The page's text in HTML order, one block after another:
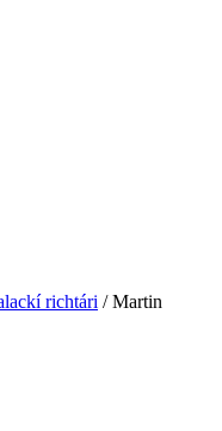
richtári / Martin